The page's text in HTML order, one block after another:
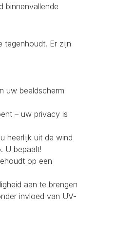
binnenvallende
tegenhoudt. Er zijn
uw beeldscherm
– uw privacy is
heerlijk uit de wind
U bepaalt!
op een
aan te brengen
invloed van UV-